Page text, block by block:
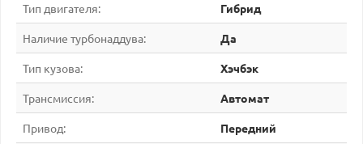
Тип двигателя: Гибрид
Наличие турбонаддува: Да
Тип кузова: Хэчбэк
Трансмиссия: Автомат
Привод: Передний